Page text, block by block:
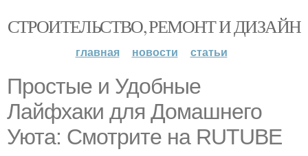
СТРОИТЕЛЬСТВО, РЕМОНТ И ДИЗАЙН
главная новости статьи
Простые и Удобные
Лайфхаки для Домашнего
Уюта: Смотрите на RUTUBE